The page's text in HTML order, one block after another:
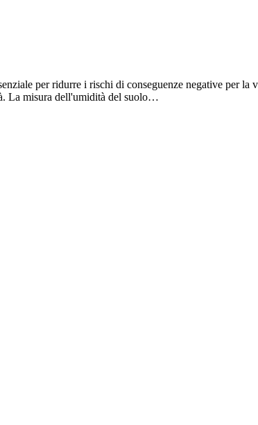
per ridurre i rischi di conseguenze negative per la
La misura dell'umidità del suolo…